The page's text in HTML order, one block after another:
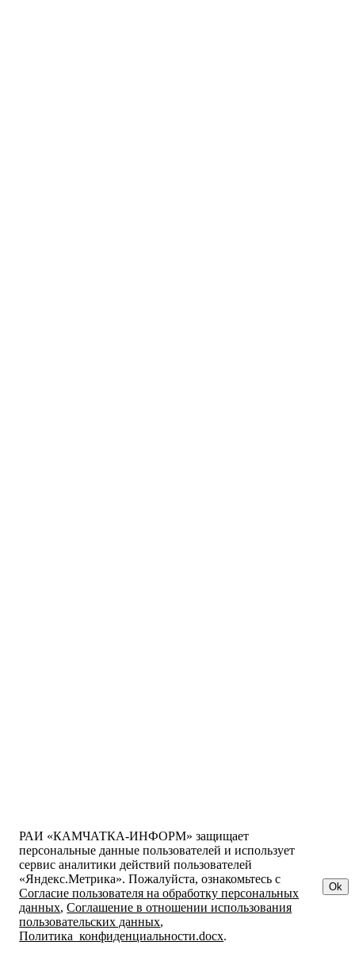
РАИ «КАМЧАТКА-ИНФОРМ» защищает
персональные данные пользователей и использует
сервис аналитики действий пользователей
«Яндекс.Метрика». Пожалуйста, ознакомьтесь с
Согласие пользователя на обработку персональных
данных,Соглашение в отношении использования
пользовательских данных,
Политика_конфиденциальности.docx.
Ok